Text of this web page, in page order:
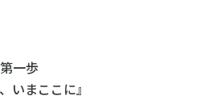
一歩
いまここに』